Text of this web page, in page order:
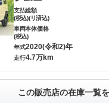
支払総額
(税込)(リ済込)
車両本体価格
(税込)
年式2020(令和2)年
走行4.7万km
この販売店の在庫一覧